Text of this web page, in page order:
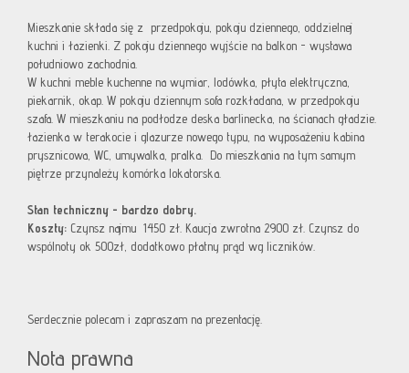
Mieszkanie składa się z przedpokoju, pokoju dziennego, oddzielnej
kuchni i łazienki. Z pokoju dziennego wyjście na balkon - wystawa
południowo zachodnia.
W kuchni meble kuchenne na wymiar, lodówka, płyta elektryczna,
piekarnik, okap. W pokoju dziennym sofa rozkładana, w przedpokoju
szafa. W mieszkaniu na podłodze deska barlinecka, na ścianach gładzie.
łazienka w terakocie i glazurze nowego typu, na wyposażeniu kabina
prysznicowa, WC, umywalka, pralka. Do mieszkania na tym samym
piętrze przynależy komórka lokatorska.
Stan techniczny - bardzo dobry.
Koszty: Czynsz najmu 1450 zł. Kaucja zwrotna 2900 zł. Czynsz do
wspólnoty ok 500zł, dodatkowo płatny prąd wg liczników.
Serdecznie polecam i zapraszam na prezentację.
Nota prawna